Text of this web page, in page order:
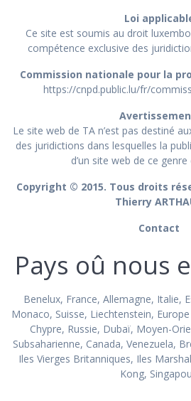
Loi
Ce site est soumis au droit
compétence exclusive des
Commission nationale pour la
https://cnpd.public.lu/fr/
Le site web de TA n’est pas destiné
des juridictions dans lesquelles la
d’un site web de ce
Copyright © 2015. Tous droits
Thierry
Contact
Pays oû nous
Benelux, France, Allemagne, Italie,
Monaco, Suisse, Liechtenstein,
Chypre, Russie, Dubaï, Moyen-
Subsaharienne, Canada, Venezuela,
Iles Vierges Britanniques, Iles
Kong,